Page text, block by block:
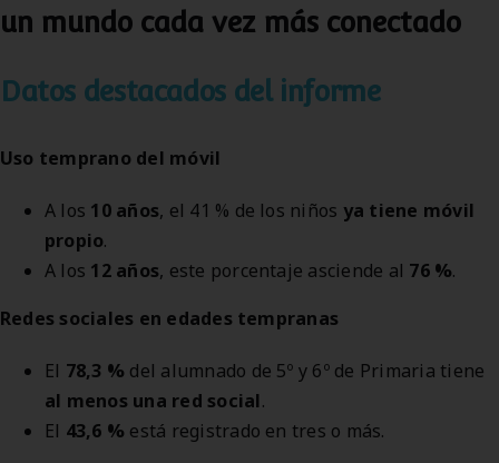
un mundo cada vez más conectado
Datos destacados del informe
Uso temprano del móvil
A los 10 años, el 41 % de los niños ya tiene móvil
propio.
A los 12 años, este porcentaje asciende al 76 %.
Redes sociales en edades tempranas
El 78,3 % del alumnado de 5º y 6º de Primaria tiene
al menos una red social.
El 43,6 % está registrado en tres o más.